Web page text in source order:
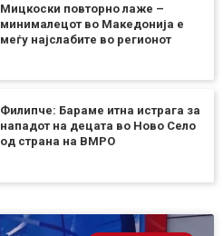
Мицкоски повторно лаже –
минималецот во Македонија е
меѓу најслабите во регионот
Филипче: Бараме итна истрага за
нападот на децата во Ново Село
од страна на ВМРО